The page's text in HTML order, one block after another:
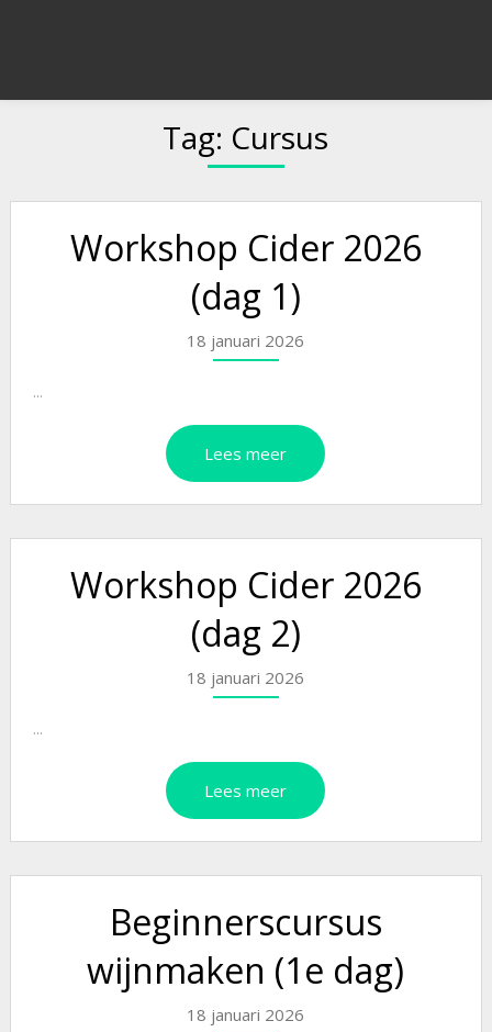
Tag: Cursus
Workshop Cider 2026
(dag 1)
18 januari 2026
...
Lees meer
Workshop Cider 2026
(dag 2)
18 januari 2026
...
Lees meer
Beginnerscursus
wijnmaken (1e dag)
18 januari 2026